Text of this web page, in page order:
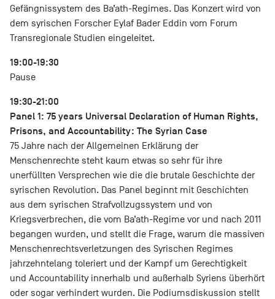
Gefängnissystem des Ba’ath-Regimes. Das Konzert wird von
dem syrischen Forscher Eylaf Bader Eddin vom Forum
Transregionale Studien eingeleitet.
19:00-19:30
Pause
19:30-21:00
Panel 1: 75 years Universal Declaration of Human Rights,
Prisons, and Accountability: The Syrian Case
75 Jahre nach der Allgemeinen Erklärung der
Menschenrechte steht kaum etwas so sehr für ihre
unerfüllten Versprechen wie die die brutale Geschichte der
syrischen Revolution. Das Panel beginnt mit Geschichten
aus dem syrischen Strafvollzugssystem und von
Kriegsverbrechen, die vom Ba’ath-Regime vor und nach 2011
begangen wurden, und stellt die Frage, warum die massiven
Menschenrechtsverletzungen des Syrischen Regimes
jahrzehntelang toleriert und der Kampf um Gerechtigkeit
und Accountability innerhalb und außerhalb Syriens überhört
oder sogar verhindert wurden. Die Podiumsdiskussion stellt